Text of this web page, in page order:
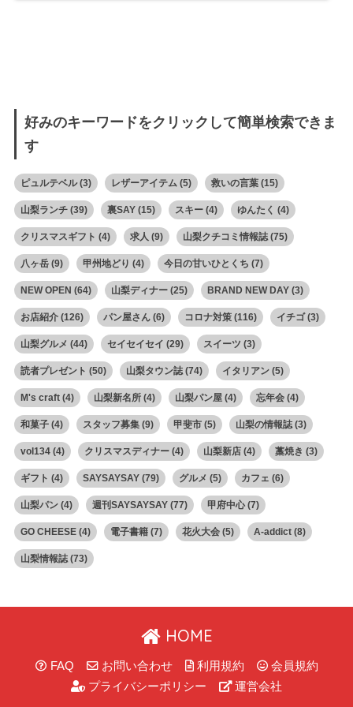
好みのキーワードをクリックして簡単検索できま
す
ピュルテベル(3) レザーアイテム (5) 救いの言葉(15)
山梨ランチ(39) 裏SAY(15) スキー(4) ゆんたく (4)
クリスマスギフト (4) 求人 (9) 山梨クチコミ情報誌(75)
八ヶ岳(9) 甲州地どり (4) 今日の甘いひとくち (7)
NEW OPEN (64) 山梨ディナー(25) BRAND NEW DAY(3)
お店紹介(126) パン屋さん(6) コロナ対策(116) イチゴ(3)
山梨グルメ (44) セイセイセイ (29) スイーツ (3)
読者プレゼント (50) 山梨タウン誌(74) イタリアン(5)
M's craft(4) 山梨新名所(4) 山梨パン屋(4) 忘年会(4)
和菓子(4) スタッフ募集(9) 甲斐市(5) 山梨の情報誌(3)
vol134(4) クリスマスディナー(4) 山梨新店(4) 藁焼き (3)
ギフト (4) SAYSAYSAY(79) グルメ (5) カフェ (6)
山梨パン(4) 週刊SAYSAYSAY(77) 甲府中心(7)
GO CHEESE(4) 電子書籍(7) 花火大会(5) A-addict(8)
山梨情報誌(73)
HOME
FAQ お問い合わせ 利用規約
会員規約
プライバシーポリシー
運営会社